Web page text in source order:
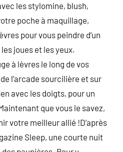
les stylomine, blush,
poche à maquillage,
pour vous peindre d’un
joues et les yeux.
à lèvres le long de vos
l’arcade sourcilière et sur
avec les doigts, pour un
que vous le savez,
votre meilleur allié !D’après
Sleep, une courte nuit